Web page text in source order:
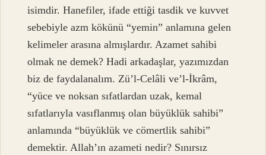
isimdir. Hanefiler, ifade ettiği tasdik ve kuvvet
sebebiyle azm kökünü “yemin” anlamına gelen
kelimeler arasına almışlardır. Azamet sahibi
olmak ne demek? Hadi arkadaşlar, yazımızdan
biz de faydalanalım. Zü’l-Celâli ve’l-İkrâm,
“yüce ve noksan sıfatlardan uzak, kemal
sıfatlarıyla vasıflanmış olan büyüklük sahibi”
anlamında “büyüklük ve cömertlik sahibi”
demektir. Allah’ın azameti nedir? Sınırsız